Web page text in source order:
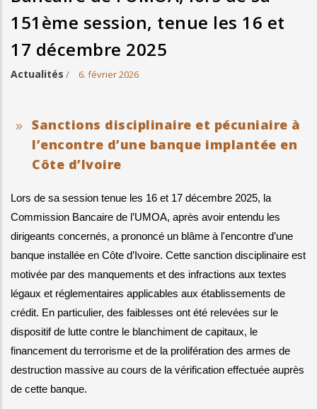
151ème session, tenue les 16 et
17 décembre 2025
Actualités / 6. février 2026
Sanctions disciplinaire et pécuniaire à
l’encontre d’une banque implantée en
Côte d’Ivoire
Lors de sa session tenue les 16 et 17 décembre 2025, la
Commission Bancaire de l’UMOA, après avoir entendu les
dirigeants concernés, a prononcé un blâme à l'encontre d’une
banque installée en Côte d’Ivoire. Cette sanction disciplinaire est
motivée par des manquements et des infractions aux textes
légaux et réglementaires applicables aux établissements de
crédit. En particulier, des faiblesses ont été relevées sur le
dispositif de lutte contre le blanchiment de capitaux, le
financement du terrorisme et de la prolifération des armes de
destruction massive au cours de la vérification effectuée auprès
de cette banque.